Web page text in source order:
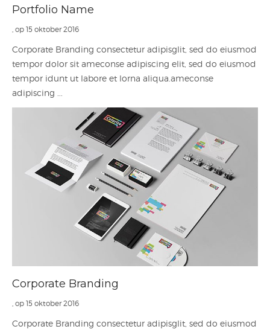
Portfolio Name
, op 15 oktober 2016
Corporate Branding consectetur adipisglit, sed do eiusmod
tempor dolor sit ameconse adipiscing elit, sed do eiusmod
tempor idunt ut labore et lorna aliqua.ameconse
adipiscing ...
Corporate Branding
, op 15 oktober 2016
Corporate Branding consectetur adipisglit, sed do eiusmod